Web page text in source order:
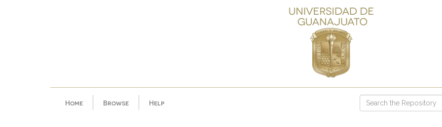
Home Browse Help